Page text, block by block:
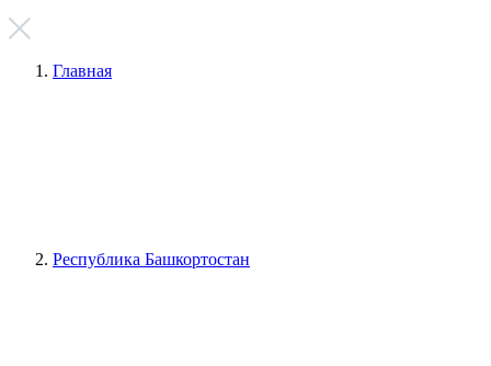
Главная
Республика Башкортостан